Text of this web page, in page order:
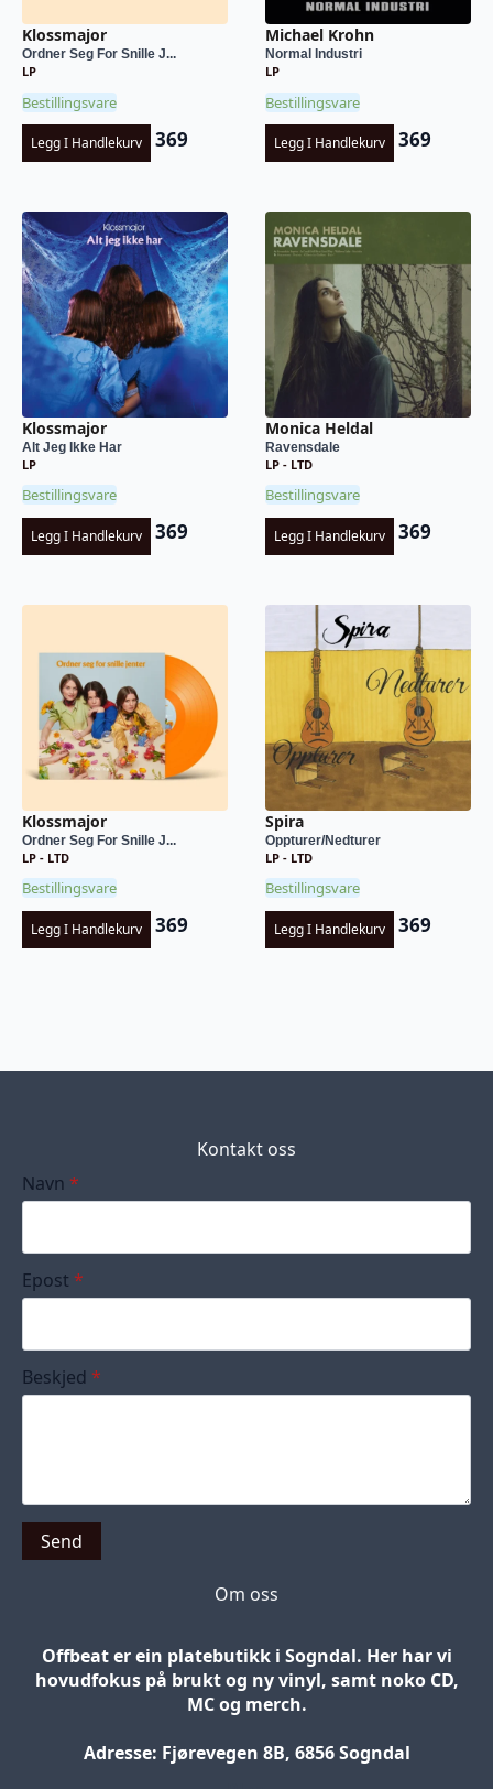
Klossmajor
Ordner Seg For Snille J...
LP
Bestillingsvare
Legg I Handlekurv 369
Michael Krohn
Normal Industri
LP
Bestillingsvare
Legg I Handlekurv 369
Klossmajor
Alt Jeg Ikke Har
LP
Bestillingsvare
Legg I Handlekurv 369
Monica Heldal
Ravensdale
LP - LTD
Bestillingsvare
Legg I Handlekurv 369
Klossmajor
Ordner Seg For Snille J...
LP - LTD
Bestillingsvare
Legg I Handlekurv 369
Spira
Oppturer/Nedturer
LP - LTD
Bestillingsvare
Legg I Handlekurv 369
Kontakt oss
Navn *
Epost *
Beskjed *
Send
Om oss
Offbeat er ein platebutikk i Sogndal. Her har vi
hovudfokus på brukt og ny vinyl, samt noko CD,
MC og merch.
Adresse: Fjørevegen 8B, 6856 Sogndal